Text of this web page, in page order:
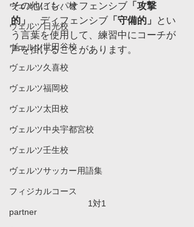
ヴェルツインパ校
ヴェルツ日光校
ヴェルツ世田谷校
ヴェルツ久喜校
ヴェルツ福岡校
ヴェルツ太田校
ヴェルツ中央宇都宮校
ヴェルツ壬生校
ヴェルツサッカー用語集
フィジカルコース
partner
その他にも、オフェンシブ 「攻撃
的」
、ディフェンシブ 「守備的」
とい
う言葉を使用して、練習中にコーチが
声を掛けることがあります。
1対1